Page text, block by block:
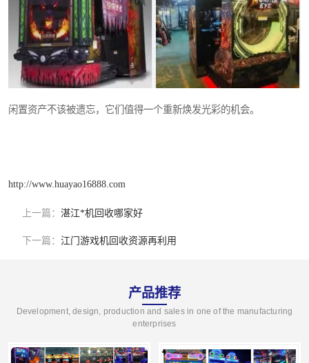
闲置资产不该被遗忘，它们值得一个重新焕发光彩的机会。
http://www.huayao16888.com
上一篇： 湛江*机回收哪家好
下一篇： 江门游戏机回收资源再利用
产品推荐
Development, design, production and sales in one of the manufacturing
enterprises